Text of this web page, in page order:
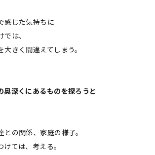
感じた気持ちに
は、
きく間違えてしまう。
奥深くにあるものを探ろうと
の関係、家庭の様子。
ては、考える。